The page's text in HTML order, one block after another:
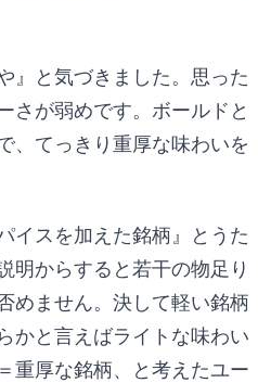
』と気づきました。思った
さが弱めです。ボールドと
、てっきり重厚な味わいを
イスを加えた銘柄』とうた
明からすると若干の物足り
めません。決して軽い銘柄
かと言えばライトな味わい
重厚な銘柄、と考えたユー